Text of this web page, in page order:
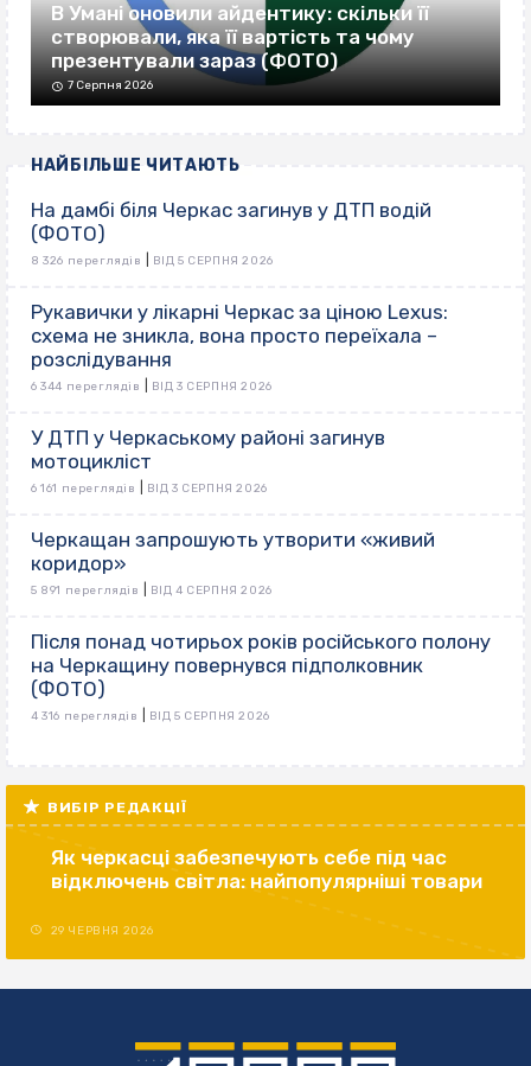
В Умані оновили айдентику: скільки її
створювали, яка її вартість та чому
презентували зараз (ФОТО)
7 Серпня 2026
НАЙБІЛЬШЕ ЧИТАЮТЬ
На дамбі біля Черкас загинув у ДТП водій
(ФОТО)
8 326 переглядів ВІД 5 СЕРПНЯ 2026
Рукавички у лікарні Черкас за ціною Lexus:
схема не зникла, вона просто переїхала –
розслідування
6 344 переглядів ВІД 3 СЕРПНЯ 2026
У ДТП у Черкаському районі загинув
мотоцикліст
6 161 переглядів ВІД 3 СЕРПНЯ 2026
Черкащан запрошують утворити «живий
коридор»
5 891 переглядів ВІД 4 СЕРПНЯ 2026
Після понад чотирьох років російського полону
на Черкащину повернувся підполковник
(ФОТО)
4 316 переглядів ВІД 5 СЕРПНЯ 2026
ВИБІР РЕДАКЦІЇ
Як черкасці забезпечують себе під час
відключень світла: найпопулярніші товари
29 ЧЕРВНЯ 2026